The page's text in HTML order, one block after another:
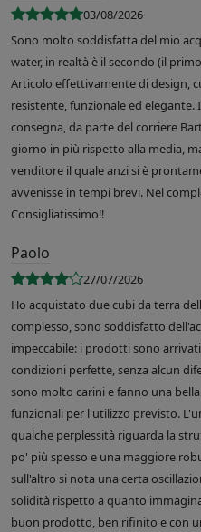
03/08/2026
Sono molto soddisfatta del mio
water, in realtà è il secondo (il
Articolo effettivamente di design,
resistente, funzionale ed elegante.
consegna, da parte del corriere
giorno in più rispetto alla media,
venditore il quale anzi si è
avvenisse in tempi brevi. Nel
Consigliatissimo!!
Paolo
27/07/2026
Ho acquistato due cubi da terra
complesso, sono soddisfatto
impeccabile: i prodotti sono
condizioni perfette, senza alcun
sono molto carini e fanno una
funzionali per l'utilizzo previsto.
qualche perplessità riguarda la
po' più spesso e una maggiore
sull'altro si nota una certa
solidità rispetto a quanto
buon prodotto, ben rifinito e con